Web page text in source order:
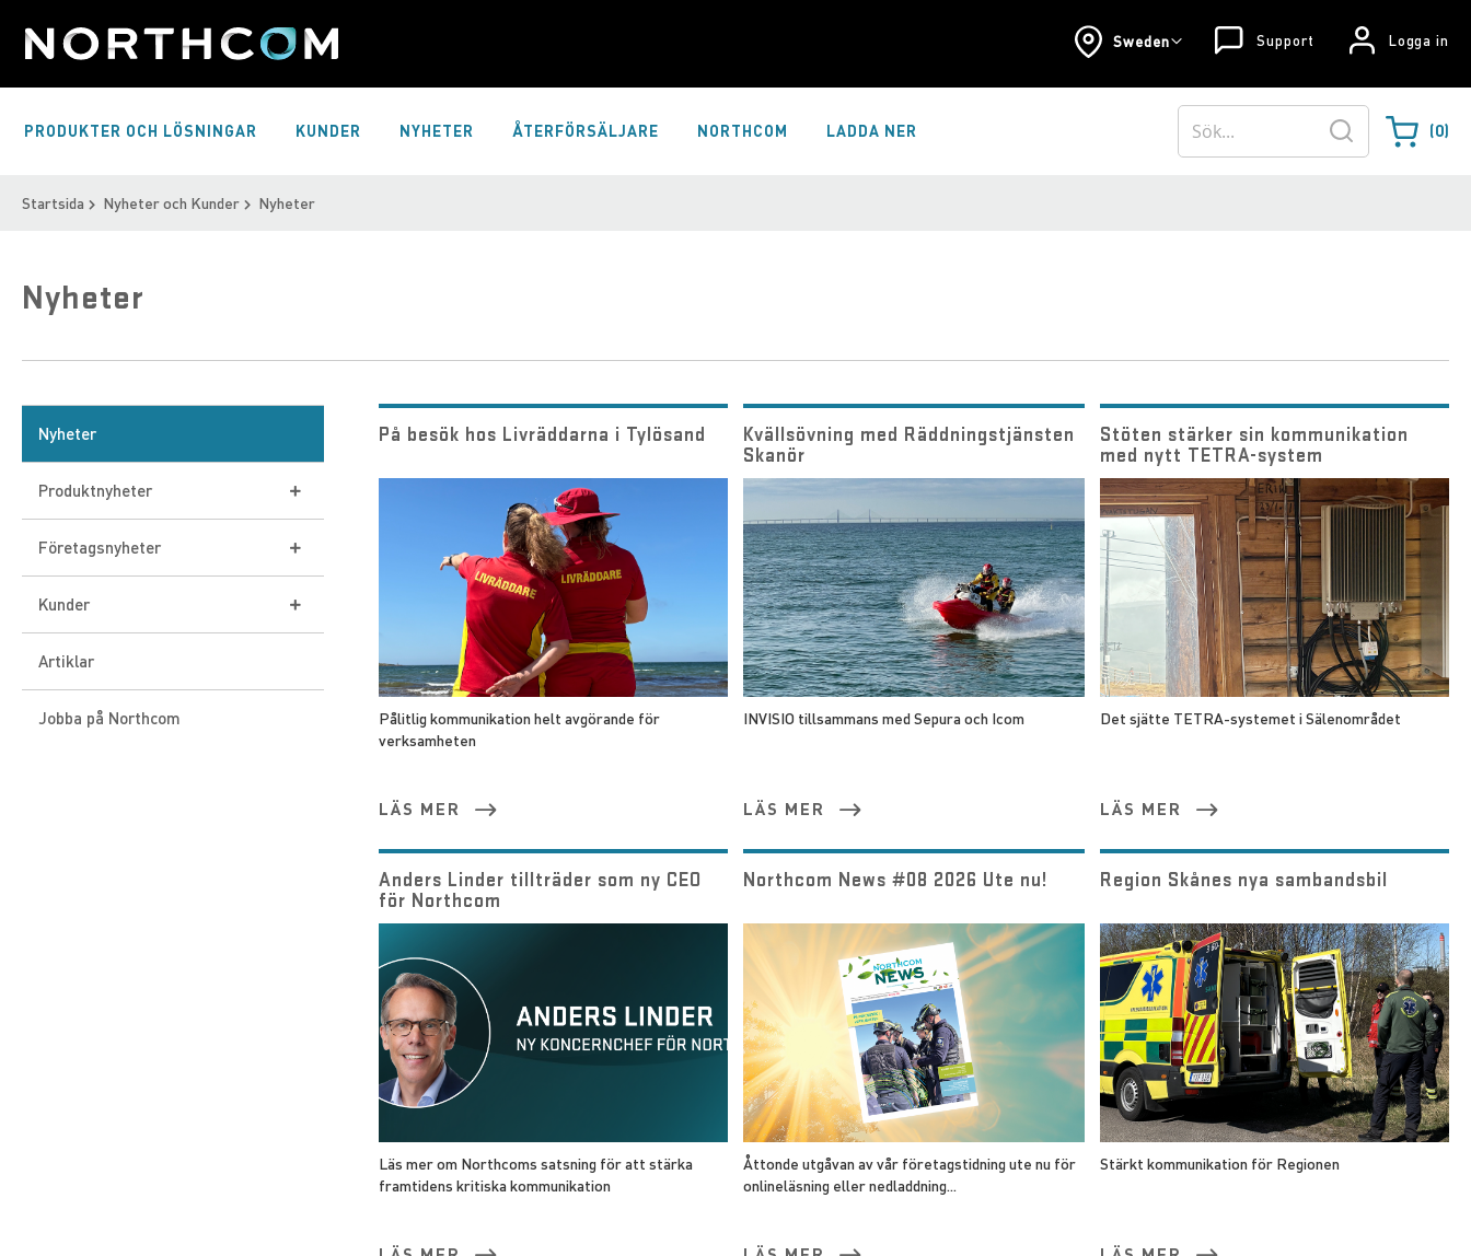
Logga in
Support
Skip
Sweden
PRODUKTER OCH LÖSNINGAR KUNDER NYHETER ÅTERFÖRSÄLJARE NORTHCOM LADDA NER Varukorgen
0
Sök
Startsida Nyheter och Kunder Nyheter
Nyheter
Nyheter
Produktnyheter
Icom
DAMM
Panasonic
Företagsnyheter
Event
Danmark
VHF Group
Kunder
Tetra-system
Artiklar
Jobba på Northcom
På besök hos Livräddarna i Tylösand
Pålitlig kommunikation helt avgörande för
verksamheten
LÄS MER
Kvällsövning med Räddningstjänsten
Skanör
INVISIO tillsammans med Sepura och Icom
LÄS MER
Stöten stärker sin kommunikation
med nytt TETRA-system
Det sjätte TETRA-systemet i Sälenområdet
LÄS MER
Anders Linder tillträder som ny CEO
för Northcom
Läs mer om Northcoms satsning för att stärka
framtidens kritiska kommunikation
Northcom News #08 2026 Ute nu!
Åttonde utgåvan av vår företagstidning ute nu för
onlineläsning eller nedladdning...
Region Skånes nya sambandsbil
Stärkt kommunikation för Regionen